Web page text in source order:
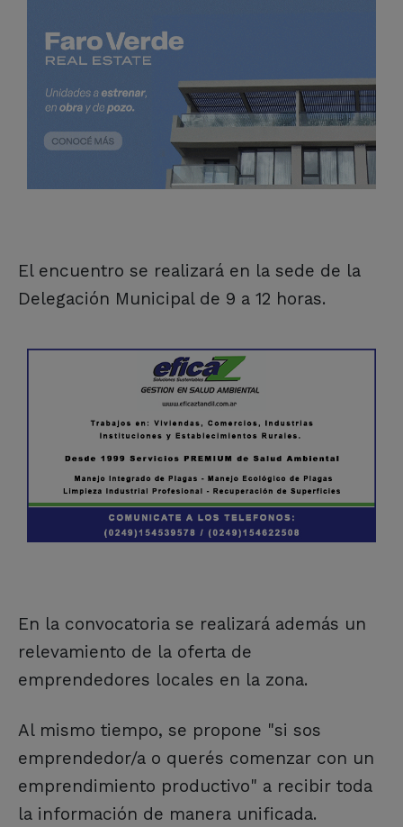
El encuentro se realizará en la sede de la
Delegación Municipal de 9 a 12 horas.
En la convocatoria se realizará además un
relevamiento de la oferta de
emprendedores locales en la zona.
Al mismo tiempo, se propone "si sos
emprendedor/a o querés comenzar con un
emprendimiento productivo" a recibir toda
la información de manera unificada.